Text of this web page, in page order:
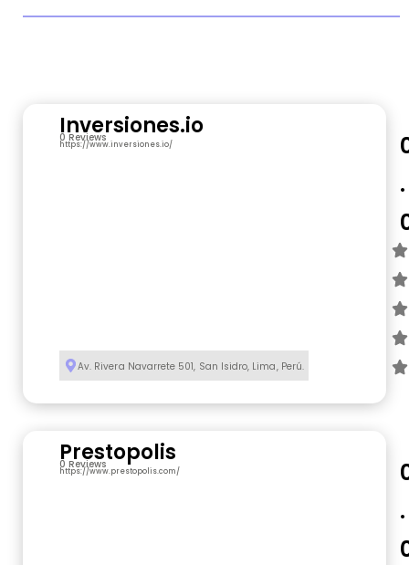
Inversiones.io
0 Reviews
https://www.inversiones.io/
Av. Rivera Navarrete 501, San Isidro, Lima, Perú.
.
Prestopolis
0 Reviews
https://www.prestopolis.com/
.